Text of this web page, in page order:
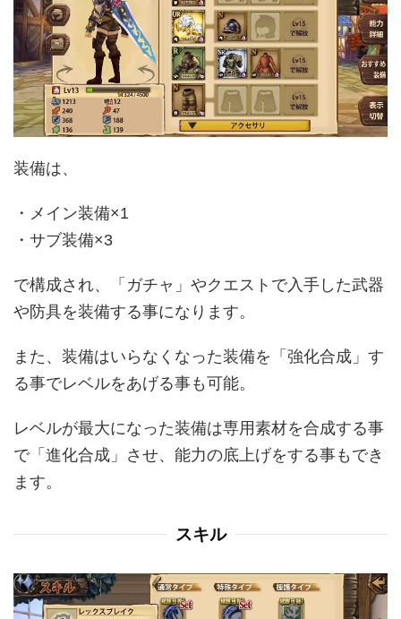
装備は、
・メイン装備×1
・サブ装備×3
で構成され、「ガチャ」やクエストで入手した武器
や防具を装備する事になります。
また、装備はいらなくなった装備を「強化合成」す
る事でレベルをあげる事も可能。
レベルが最大になった装備は専用素材を合成する事
で「進化合成」させ、能力の底上げをする事もでき
ます。
スキル